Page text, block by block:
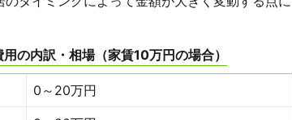
の内訳・相場（家賃10万円の場合）
0～20万円